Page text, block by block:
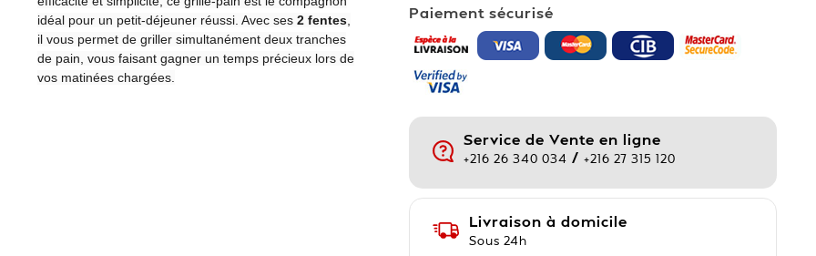
idéal pour un petit-déjeuner réussi. Avec ses 2 fentes,
il vous permet de griller simultanément deux tranches
de pain, vous faisant gagner un temps précieux lors de
vos matinées chargées.
Paiement sécurisé
Service de Vente en ligne
+216 26 340 034 /+216 27 315 120
Livraison à domicile
Sous 24h